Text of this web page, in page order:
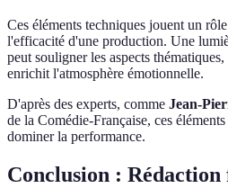
Ces éléments techniques jouent un
l'efficacité d'une production. Une
peut souligner les aspects
enrichit l'atmosphère émotionnelle.
D'après des experts, comme Jean-
de la Comédie-Française, ces
dominer la performance.
Conclusion : Rédaction